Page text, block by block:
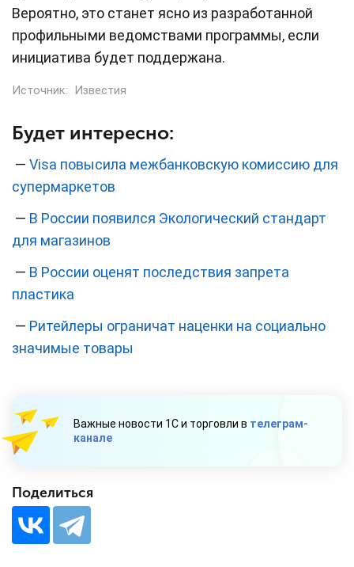
Вероятно, это станет ясно из разработанной
профильными ведомствами программы, если
инициатива будет поддержана.
Источник: Известия
Будет интересно:
— Visa повысила межбанковскую комиссию для
супермаркетов
— В России появился Экологический стандарт
для магазинов
— В России оценят последствия запрета
пластика
— Ритейлеры ограничат наценки на социально
значимые товары
Важные новости 1С и торговли в телеграм-
канале
Поделиться